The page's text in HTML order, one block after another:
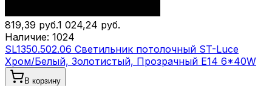
819,39 руб.1 024,24 руб.
Наличие: 1024
SL1350.502.06 Светильник потолочный ST-Luce
Хром/Белый, Золотистый, Прозрачный E14 6*40W
В корзину